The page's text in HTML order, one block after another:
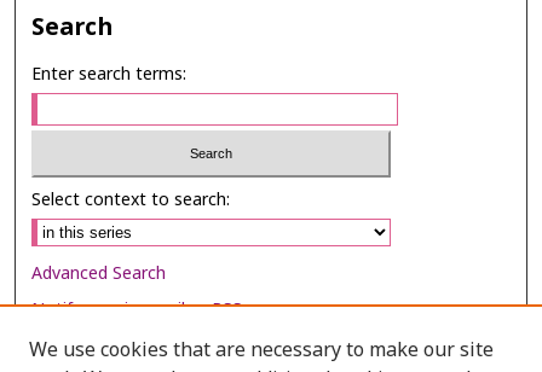
Search
Enter search terms:
Select context to search:
Advanced Search
Notify me via email orRSS
We use cookies that are necessary to make our site